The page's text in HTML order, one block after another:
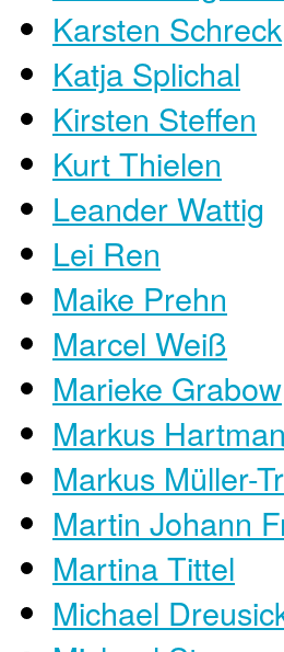
Karsten Schreck
Katja Splichal
Kirsten Steffen
Kurt Thielen
Leander Wattig
Lei Ren
Maike Prehn
Marcel Weiß
Marieke Grabow
Markus
Markus Müller-
Martin Johann
Martina Tittel
Michael